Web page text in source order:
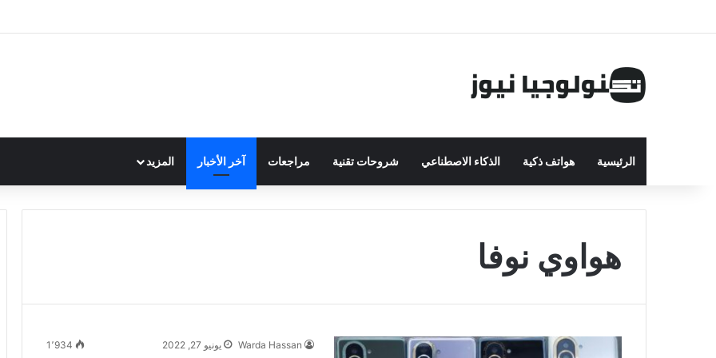
الرئيسية هواتف ذكية الذكاء الاصطناعي شروحات تقنية مراجعات آخر الأخبار المزيد
هواوي نوفا
Warda Hassan يونيو 27, 2022 1٬934